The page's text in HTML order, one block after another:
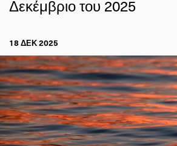
Δεκέμβριο του 2025
18 ΔΕΚ 2025